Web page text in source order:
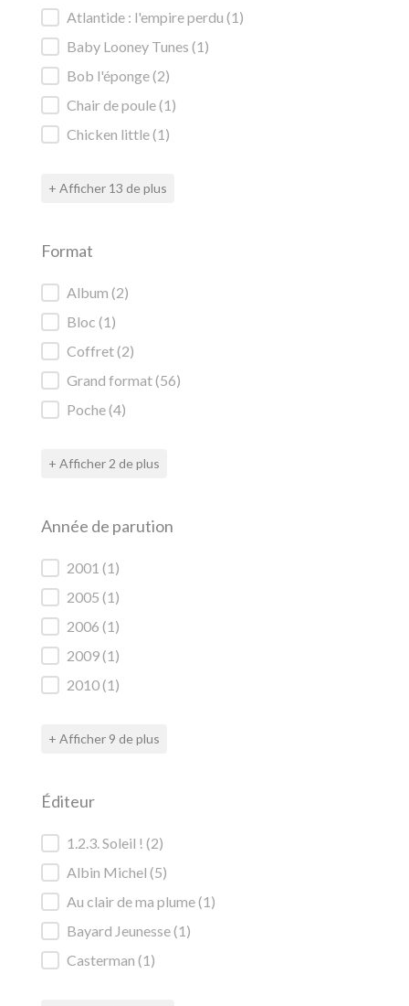
SérieAtlantide : l'empire perdu (1)
Baby Looney Tunes (1)
Bob l'éponge(2)
Chair de poule(1)
Chicken little(1)
+ Afficher 13 de plus
Format
Format
Album (2)
Bloc (1)
Coffret(2)
Grand format(56)
Poche(4)
+ Afficher 2 de plus
Année de parution
Année de parution
2001 (1)
2005 (1)
2006 (1)
2009(1)
2010(1)
+ Afficher 9 de plus
Éditeur
Éditeur
1.2.3. Soleil ! (2)
Albin Michel (5)
Au clair de ma plume(1)
Bayard Jeunesse(1)
Casterman (1)